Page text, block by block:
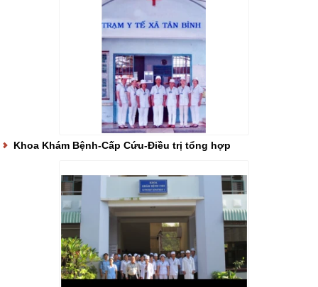
Khoa Khám Bệnh-Cấp Cứu-Điều trị tổng hợp